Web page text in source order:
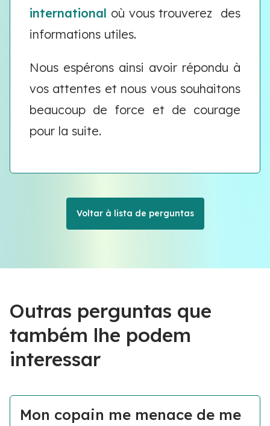
international où vous trouverez des
informations utiles.
Nous espérons ainsi avoir répondu à
vos attentes et nous vous souhaitons
beaucoup de force et de courage
pour la suite.
Voltar à lista de perguntas
Outras perguntas que
também lhe podem
interessar
Mon copain me menace de me